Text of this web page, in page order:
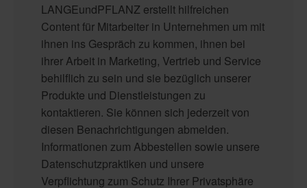
LANGEundPFLANZ erstellt hilfreichen
Content für Mitarbeiter in Unternehmen um mit
ihnen ins Gespräch zu kommen, ihnen bei
ihrer Arbeit in Marketing, Vertrieb und Service
behilflich zu sein und sie bezüglich unserer
Produkte und Dienstleistungen zu
kontaktieren. Sie können sich jederzeit von
diesen Benachrichtigungen abmelden.
Informationen zum Abbestellen sowie unsere
Datenschutzpraktiken und unsere
Verpflichtung zum Schutz Ihrer Privatsphäre